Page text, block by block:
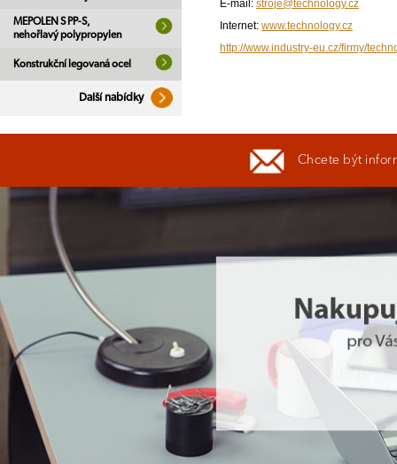
MEPOLEN S PP-S,
nehořlavý polypropylen
Konstrukční legovaná ocel
Další nabídky
E-mail: stroje@technology.cz
Internet: www.technology.cz
http://www.industry-eu.cz/firmy/
Chcete být